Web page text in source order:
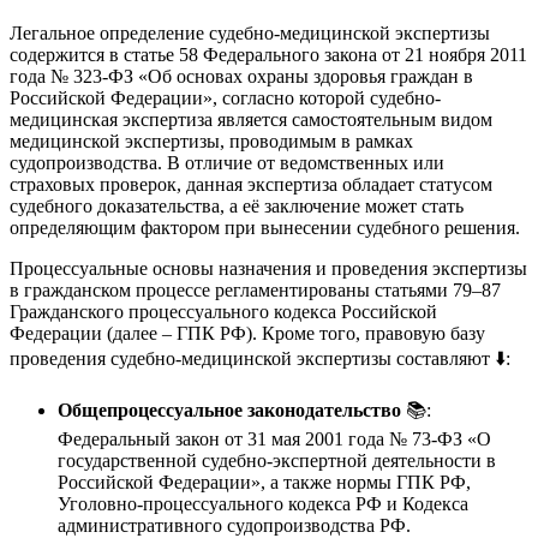
Легальное определение судебно-медицинской экспертизы
содержится в статье 58 Федерального закона от 21 ноября 2011
года № 323-ФЗ «Об основах охраны здоровья граждан в
Российской Федерации», согласно которой судебно-
медицинская экспертиза является самостоятельным видом
медицинской экспертизы, проводимым в рамках
судопроизводства. В отличие от ведомственных или
страховых проверок, данная экспертиза обладает статусом
судебного доказательства, а её заключение может стать
определяющим фактором при вынесении судебного решения.
Процессуальные основы назначения и проведения экспертизы
в гражданском процессе регламентированы статьями 79–87
Гражданского процессуального кодекса Российской
Федерации (далее – ГПК РФ). Кроме того, правовую базу
проведения судебно-медицинской экспертизы составляют ⬇️:
Общепроцессуальное законодательство 📚:
Федеральный закон от 31 мая 2001 года № 73-ФЗ «О
государственной судебно-экспертной деятельности в
Российской Федерации», а также нормы ГПК РФ,
Уголовно-процессуального кодекса РФ и Кодекса
административного судопроизводства РФ.